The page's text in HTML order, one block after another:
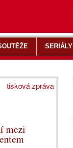
tisková zpráva
mezi
SERIÁLY